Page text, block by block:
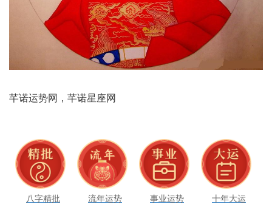
八字精批 流年运势 事业运势 十年大运